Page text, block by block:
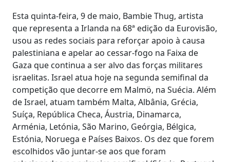
Esta quinta-feira, 9 de maio, Bambie Thug, artista
que representa a Irlanda na 68ª edição da Eurovisão,
usou as redes sociais para reforçar apoio à causa
palestiniana e apelar ao cessar-fogo na Faixa de
Gaza que continua a ser alvo das forças militares
israelitas. Israel atua hoje na segunda semifinal da
competição que decorre em Malmö, na Suécia. Além
de Israel, atuam também Malta, Albânia, Grécia,
Suíça, República Checa, Áustria, Dinamarca,
Arménia, Letónia, São Marino, Geórgia, Bélgica,
Estónia, Noruega e Países Baixos. Os dez que forem
escolhidos vão juntar-se aos que foram